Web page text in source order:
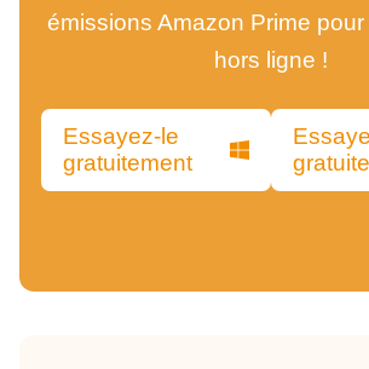
émissions Amazon Prime
hors ligne !
Essayez-le
gratuitement